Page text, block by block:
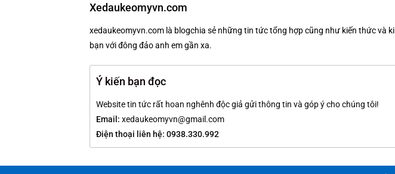
Xedaukeomyvn.com
xedaukeomyvn.com là blogchia sẻ những tin tức tổng hợp cũng như kiến thức và
bạn với đông đảo anh em gần xa.
Ý kiến bạn đọc
Website tin tức rất hoan nghênh độc giả gửi thông tin và góp ý cho chúng tôi!
Email: xedaukeomyvn@gmail.com
Điện thoại liên hệ: 0938.330.992